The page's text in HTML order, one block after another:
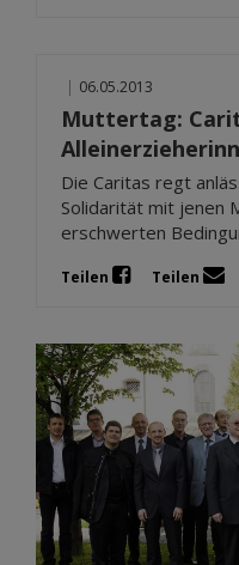
| 06.05.2013
Muttertag:
Die Caritas regt
Solidarität mit jenen
erschwerten
Teilen Teilen